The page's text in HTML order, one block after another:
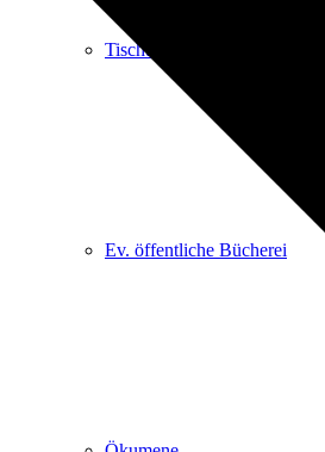
Tischtennis für Senioren
Ev. öffentliche Bücherei